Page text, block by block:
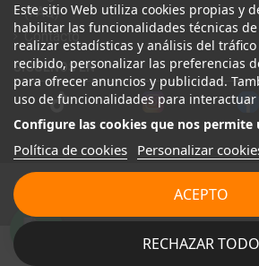
(FAQ)
Contacto
Este sitio Web utiliza cookies propias y
habilitar las funcionalidades técnicas
realizar estadísticas y análisis del
recibido, personalizar las preferencias
para ofrecer anuncios y publicidad.
uso de funcionalidades para interactuar
Configure las cookies que nos permite
Política de cookies Personalizar
RECHAZAR TODO
ACEPTO
SÍGUENOS EN
© 2024 MOTOCOCHE, S.L . Todos
| Desarrollado por